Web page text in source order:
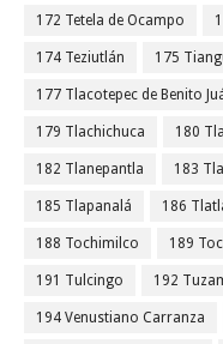
172 Tetela de Ocampo
174 Teziutlán 175
177 Tlacotepec de Benito
179 Tlachichuca 180
182 Tlanepantla 183
185 Tlapanalá 186
188 Tochimilco 189
191 Tulcingo 192
194 Venustiano Carranza